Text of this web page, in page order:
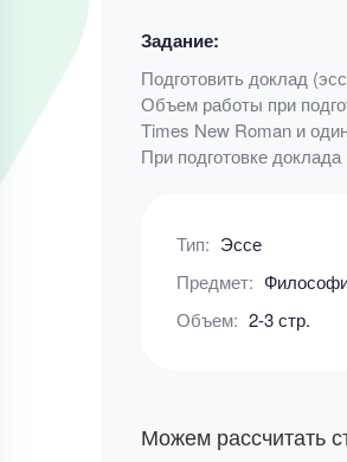
Задание:
Подготовить доклад
Объем работы при
Times New Roman и
При подготовке
Тип: Эссе
Предмет:
Объем: 2-3 стр.
Можем рассчитать